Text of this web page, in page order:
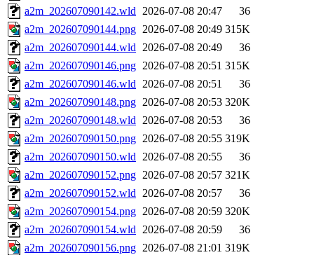
a2m_202607090142.wld 2026-07-08 20:47
36
a2m_202607090144.png 2026-07-08 20:49 315K
a2m_202607090144.wld 2026-07-08 20:49
36
a2m_202607090146.png 2026-07-08 20:51 315K
a2m_202607090146.wld 2026-07-08 20:51
36
a2m_202607090148.png 2026-07-08 20:53 320K
a2m_202607090148.wld 2026-07-08 20:53
36
a2m_202607090150.png 2026-07-08 20:55 319K
a2m_202607090150.wld 2026-07-08 20:55
36
a2m_202607090152.png 2026-07-08 20:57 321K
a2m_202607090152.wld 2026-07-08 20:57
36
a2m_202607090154.png 2026-07-08 20:59 320K
a2m_202607090154.wld 2026-07-08 20:59
36
a2m_202607090156.png 2026-07-08 21:01 319K